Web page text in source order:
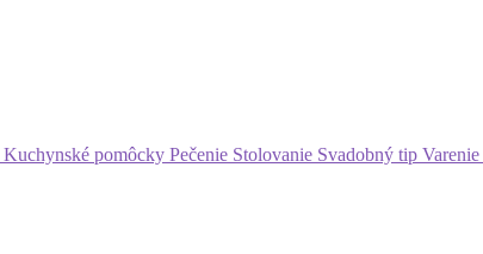
Kuchynské pomôcky Pečenie Stolovanie Svadobný tip Varenie